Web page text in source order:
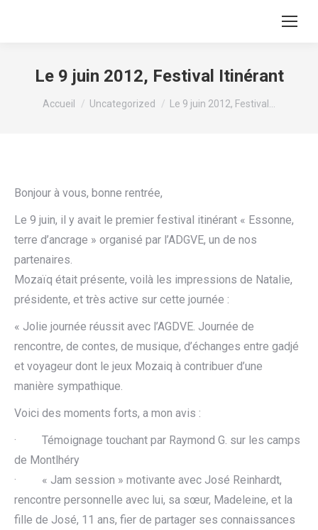
Recherche
Le 9 juin 2012, Festival Itinérant
Vous êtes ici :
Accueil Uncategorized Le 9 juin 2012, Festival…
Bonjour à vous, bonne rentrée,
Le 9 juin, il y avait le premier festival itinérant « Essonne,
terre d’ancrage » organisé par l’ADGVE, un de nos
partenaires.
Mozaïq était présente, voilà les impressions de Natalie,
présidente, et très active sur cette journée :
« Jolie journée réussit avec l’AGDVE. Journée de
rencontre, de contes, de musique, d’échanges entre gadjé
et voyageur dont le jeux Mozaiq à contribuer d’une
manière sympathique.
Voici des moments forts, a mon avis :
· Témoignage touchant par Raymond G. sur les camps
de Montlhéry
· « Jam session » motivante avec José Reinhardt,
rencontre personnelle avec lui, sa sœur, Madeleine, et la
fille de José, 11 ans, fier de partager ses connaissances